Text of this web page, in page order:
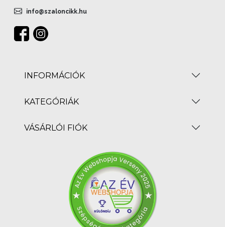
info@szaloncikk.hu
INFORMÁCIÓK
KATEGÓRIÁK
VÁSÁRLÓI FIÓK